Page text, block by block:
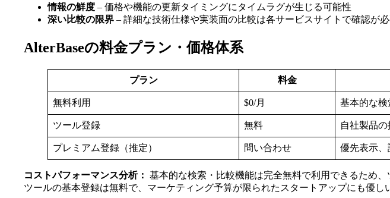
情報の鮮度 – 価格や機能の更新タイミングにタイムラグが生じる可能性
深い比較の限界 – 詳細な技術仕様や実装面の比較は各サービスサイトで確認が
AlterBaseの料金プラン・価格体系
プラン 料金
無料利用 $0/月 基本的な
ツール登録 無料 自社製品
プレミアム登録（推定） 問い合わせ 優先表示
コストパフォーマンス分析： 基本的な検索・比較機能は完全無料で利用できるため
ツールの基本登録は無料で、マーケティング予算が限られたスタートアップにも優し